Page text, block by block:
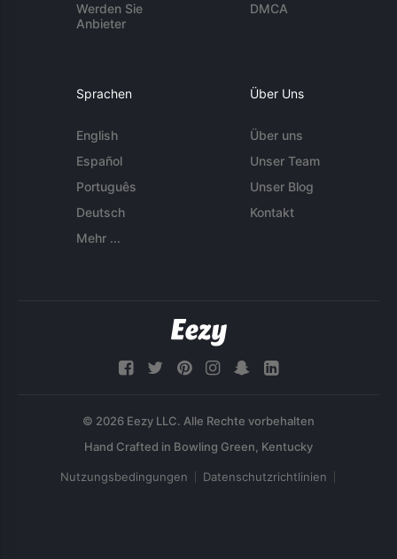
Werden Sie
Anbieter
DMCA
Sprachen
English
Español
Português
Deutsch
Mehr ...
Über Uns
Über uns
Unser Team
Unser Blog
Kontakt
© 2026 Eezy LLC. Alle Rechte vorbehalten
Nutzungsbedingungen Datenschutzrichtlinien